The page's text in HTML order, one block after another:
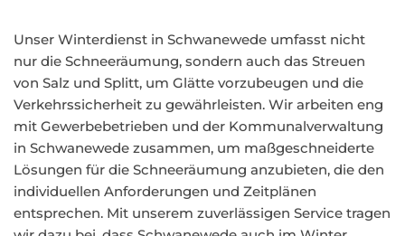
Unser Winterdienst in Schwanewede umfasst nicht
nur die Schneeräumung, sondern auch das Streuen
von Salz und Splitt, um Glätte vorzubeugen und die
Verkehrssicherheit zu gewährleisten. Wir arbeiten eng
mit Gewerbebetrieben und der Kommunalverwaltung
in Schwanewede zusammen, um maßgeschneiderte
Lösungen für die Schneeräumung anzubieten, die den
individuellen Anforderungen und Zeitplänen
entsprechen. Mit unserem zuverlässigen Service tragen